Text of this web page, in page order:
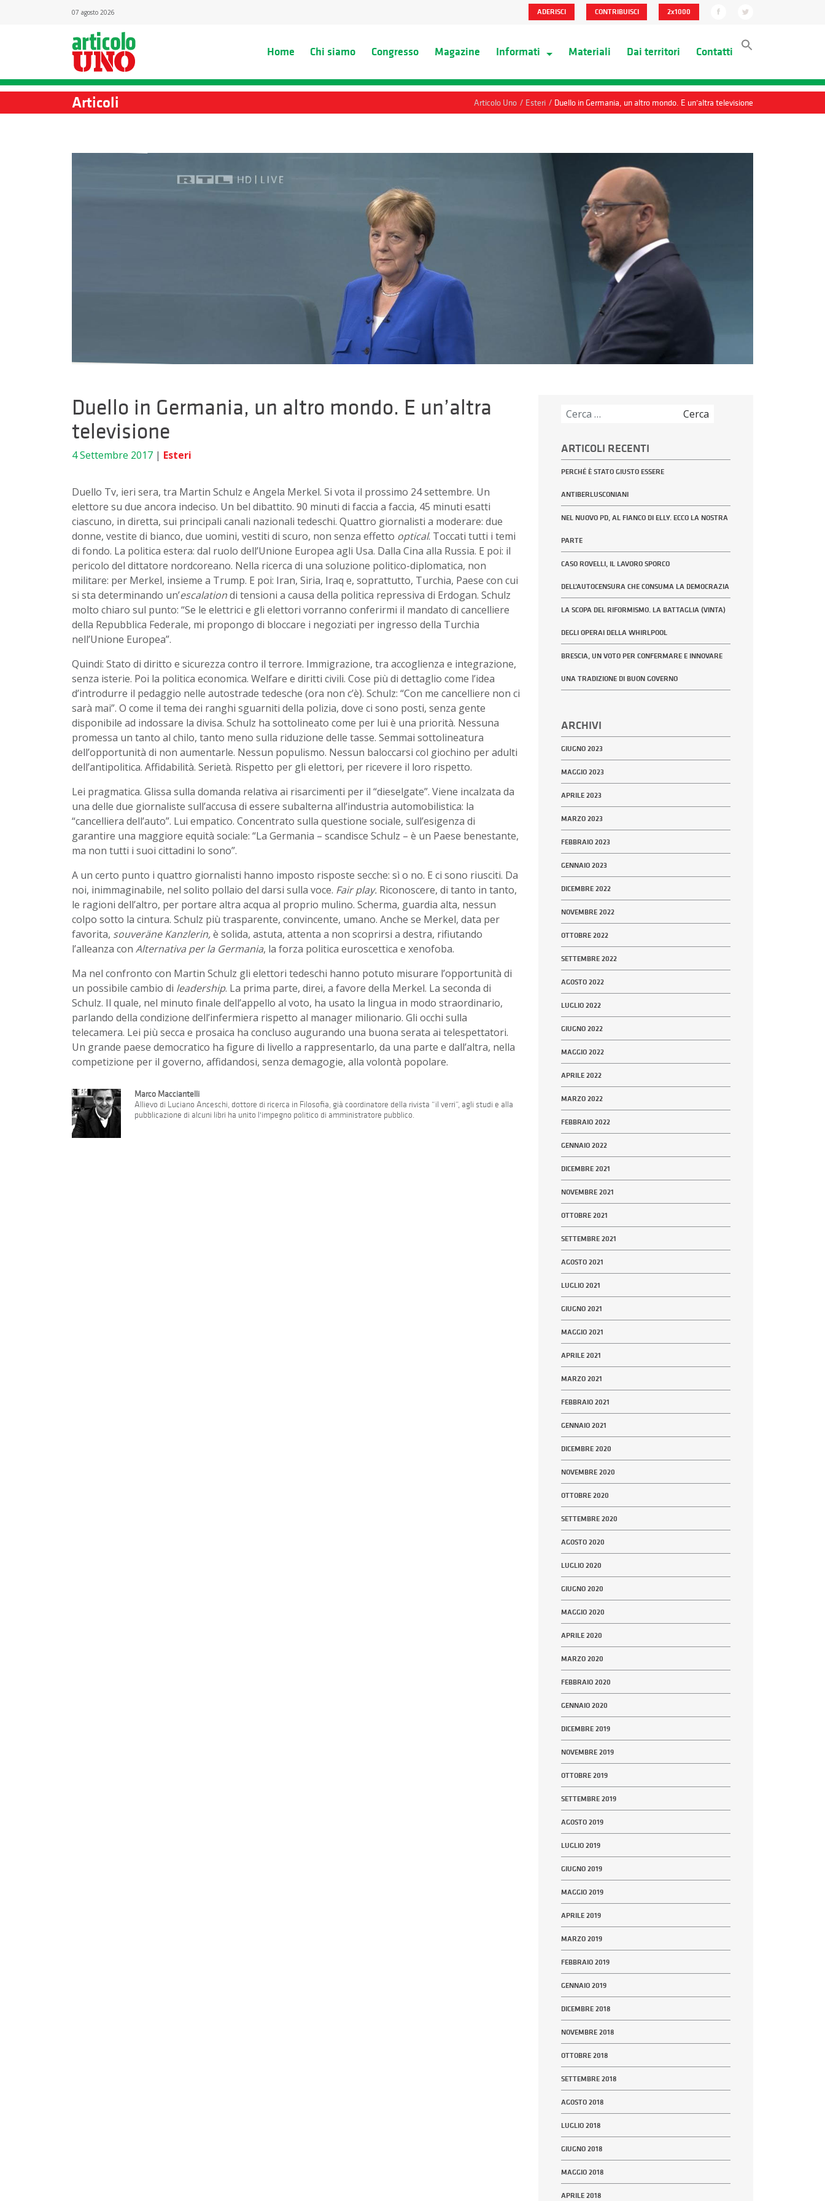
07 agosto 2026 ADERISCI CONTRIBUISCI 2x1000
Home Chi siamo Congresso Magazine Informati Materiali Dai territori Contatti
Articoli Articolo Uno / Esteri / Duello in Germania, un altro mondo. E un’altra televisione
Duello in Germania, un altro mondo. E un’altra
televisione
4 Settembre 2017 | Esteri
Duello Tv, ieri sera, tra Martin Schulz e Angela Merkel. Si vota il prossimo 24 settembre. Un
elettore su due ancora indeciso. Un bel dibattito. 90 minuti di faccia a faccia, 45 minuti esatti
ciascuno, in diretta, sui principali canali nazionali tedeschi. Quattro giornalisti a moderare: due
donne, vestite di bianco, due uomini, vestiti di scuro, non senza effetto optical. Toccati tutti i temi
di fondo. La politica estera: dal ruolo dell’Unione Europea agli Usa. Dalla Cina alla Russia. E poi: il
pericolo del dittatore nordcoreano. Nella ricerca di una soluzione politico-diplomatica, non
militare: per Merkel, insieme a Trump. E poi: Iran, Siria, Iraq e, soprattutto, Turchia, Paese con cui
si sta determinando un’escalationdi tensioni a causa della politica repressiva di Erdogan. Schulz
molto chiaro sul punto: “Se le elettrici e gli elettori vorranno conferirmi il mandato di cancelliere
della Repubblica Federale, mi propongo di bloccare i negoziati per ingresso della Turchia
nell’Unione Europea”.
Quindi: Stato di diritto e sicurezza contro il terrore. Immigrazione, tra accoglienza e integrazione,
senza isterie. Poi la politica economica. Welfare e diritti civili. Cose più di dettaglio come l’idea
d’introdurre il pedaggio nelle autostrade tedesche (ora non c’è). Schulz: “Con me cancelliere non ci
sarà mai”. O come il tema dei ranghi sguarniti della polizia, dove ci sono posti, senza gente
disponibile ad indossare la divisa. Schulz ha sottolineato come per lui è una priorità. Nessuna
promessa un tanto al chilo, tanto meno sulla riduzione delle tasse. Semmai sottolineatura
dell’opportunità di non aumentarle. Nessun populismo. Nessun baloccarsi col giochino per adulti
dell’antipolitica. Affidabilità. Serietà. Rispetto per gli elettori, per ricevere il loro rispetto.
Lei pragmatica. Glissa sulla domanda relativa ai risarcimenti per il “dieselgate”. Viene incalzata da
una delle due giornaliste sull’accusa di essere subalterna all’industria automobilistica: la
“cancelliera dell’auto”. Lui empatico. Concentrato sulla questione sociale, sull’esigenza di
garantire una maggiore equità sociale: “La Germania – scandisce Schulz – è un Paese benestante,
ma non tutti i suoi cittadini lo sono”.
A un certo punto i quattro giornalisti hanno imposto risposte secche: sì o no. E ci sono riusciti. Da
noi, inimmaginabile, nel solito pollaio del darsi sulla voce. Fair play. Riconoscere, di tanto in tanto,
le ragioni dell’altro, per portare altra acqua al proprio mulino. Scherma, guardia alta, nessun
colpo sotto la cintura. Schulz più trasparente, convincente, umano. Anche se Merkel, data per
favorita, souveräne Kanzlerin,è solida, astuta, attenta a non scoprirsi a destra, rifiutando
l’alleanza con Alternativa per la Germania, la forza politica euroscettica e xenofoba.
Ma nel confronto con Martin Schulz gli elettori tedeschi hanno potuto misurare l’opportunità di
un possibile cambio di leadership. La prima parte, direi, a favore della Merkel. La seconda di
Schulz. Il quale, nel minuto finale dell’appello al voto, ha usato la lingua in modo straordinario,
parlando della condizione dell’infermiera rispetto al manager milionario. Gli occhi sulla
telecamera. Lei più secca e prosaica ha concluso augurando una buona serata ai telespettatori.
Un grande paese democratico ha figure di livello a rappresentarlo, da una parte e dall’altra, nella
competizione per il governo, affidandosi, senza demagogie, alla volontà popolare.
Marco Macciantelli
Allievo di Luciano Anceschi, dottore di ricerca in Filosofia, già coordinatore della rivista “il verri”, agli studi e alla
pubblicazione di alcuni libri ha unito l'impegno politico di amministratore pubblico.
ARTICOLI RECENTI
PERCHÉ È STATO GIUSTO ESSERE
ANTIBERLUSCONIANI
NEL NUOVO PD, AL FIANCO DI ELLY. ECCO LA NOSTRA
PARTE
CASO ROVELLI, IL LAVORO SPORCO
DELL’AUTOCENSURA CHE CONSUMA LA DEMOCRAZIA
LA SCOPA DEL RIFORMISMO. LA BATTAGLIA (VINTA)
DEGLI OPERAI DELLA WHIRLPOOL
BRESCIA, UN VOTO PER CONFERMARE E INNOVARE
UNA TRADIZIONE DI BUON GOVERNO
ARCHIVI
GIUGNO 2023
MAGGIO 2023
APRILE 2023
MARZO 2023
FEBBRAIO 2023
GENNAIO 2023
DICEMBRE 2022
NOVEMBRE 2022
OTTOBRE 2022
SETTEMBRE 2022
AGOSTO 2022
LUGLIO 2022
GIUGNO 2022
MAGGIO 2022
APRILE 2022
MARZO 2022
FEBBRAIO 2022
GENNAIO 2022
DICEMBRE 2021
NOVEMBRE 2021
OTTOBRE 2021
SETTEMBRE 2021
AGOSTO 2021
LUGLIO 2021
GIUGNO 2021
MAGGIO 2021
APRILE 2021
MARZO 2021
FEBBRAIO 2021
GENNAIO 2021
DICEMBRE 2020
NOVEMBRE 2020
OTTOBRE 2020
SETTEMBRE 2020
AGOSTO 2020
LUGLIO 2020
GIUGNO 2020
MAGGIO 2020
APRILE 2020
MARZO 2020
FEBBRAIO 2020
GENNAIO 2020
DICEMBRE 2019
NOVEMBRE 2019
OTTOBRE 2019
SETTEMBRE 2019
AGOSTO 2019
LUGLIO 2019
GIUGNO 2019
MAGGIO 2019
APRILE 2019
MARZO 2019
FEBBRAIO 2019
GENNAIO 2019
DICEMBRE 2018
NOVEMBRE 2018
OTTOBRE 2018
SETTEMBRE 2018
AGOSTO 2018
LUGLIO 2018
GIUGNO 2018
MAGGIO 2018
APRILE 2018